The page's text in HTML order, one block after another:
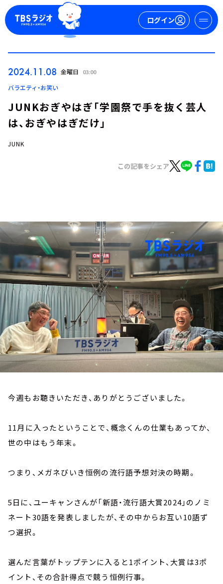
ログイン
ログイン
お知らせ
イベント・グッズ
YouTube
会社情報
2024.11.08 金曜日 03:00
バラエティ・お笑い
JUNKおぎやはぎ「学園祭で手を抜く芸人
は、おぎやはぎだけ」
JUNK
この記事をシェア
今週もお聴きいただき、ありがとうございました。
11月に入ったということで、概念くんの仕業もあってか、
世の中はもう年末。
つまり、メガネびいき恒例の流行語予想対決の時期。
5日に、ユーキャンさんが「新語・流行語大賞2024」のノミ
ネート30語を発表しましたが、その中からお互い10語ず
つ選択。
選んだ言葉がトップテンに入ると1ポイント、大賞は3ポ
イント、その合計得点で競う恒例行事。